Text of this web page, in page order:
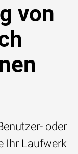
von
oder
Ihr Laufwerk